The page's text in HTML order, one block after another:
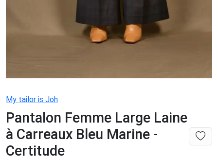
My tailor is Joh
Pantalon Femme Large Laine
à Carreaux Bleu Marine -
Certitude